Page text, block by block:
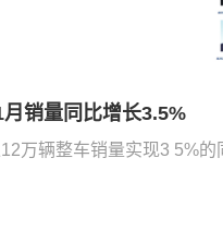
销量同比增长3.5%
万辆整车销量实现3 5%